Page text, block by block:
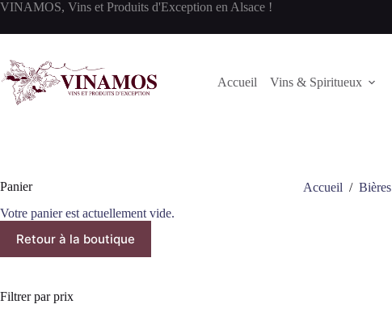
Passer
contenu
VINAMOS, Vins et Produits d'Exception en Alsace !
Accueil Vins & Spiritueux
Accueil / Bières
Panier
Votre panier est actuellement vide.
Retour à la boutique
Filtrer par prix